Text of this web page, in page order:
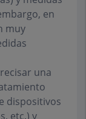
en
muy
una
dispositivos
etc.) y